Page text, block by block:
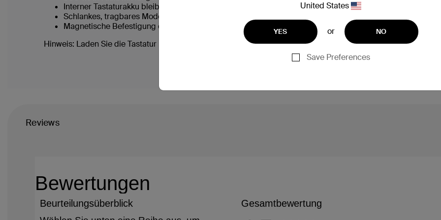
United States
YES or NO
Save Preferences
Interner Tastaturakku bleibt unabhängig vom iPad aufgeladen
Schlankes, tragbares Modell
Magnetische Befestigung des Geräts
Hinweis: Laden Sie die Tastatur mit Hülle vor dem Gebrauch vollständig auf, um die besten Ergebnisse zu
Reviews